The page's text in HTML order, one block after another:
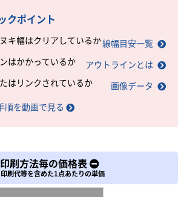
クポイント
キ幅はクリアしているか線幅目安一覧
はかかっているか アウトラインとは
はリンクされているか 画像データ
順を動画で見る
印刷方法毎の価格表
刷代等を含めた1点あたりの単価